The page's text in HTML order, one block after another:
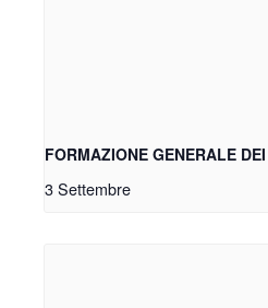
FORMAZIONE GENERALE
3 Settembre